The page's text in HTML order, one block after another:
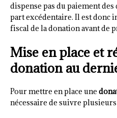
dispense pas du paiement
part excédentaire. Il est donc
fiscal de la donation avant de
Mise en place et
donation au
Pour mettre en place une
nécessaire de suivre plusieurs